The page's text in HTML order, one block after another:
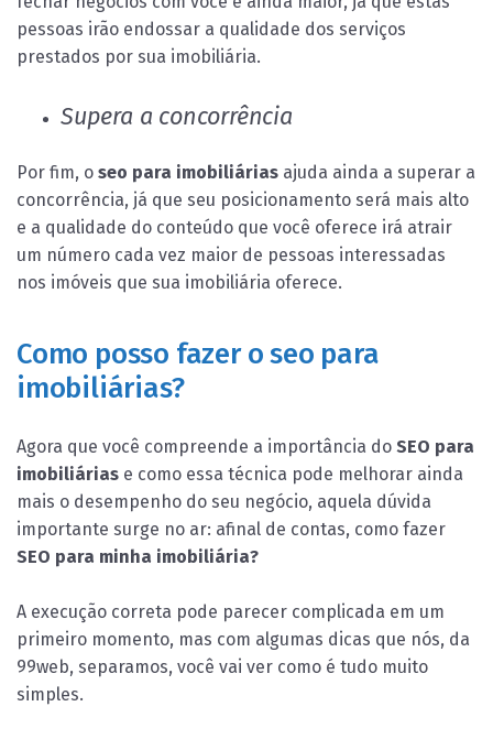
pessoas irão endossar a qualidade dos serviços
prestados por sua imobiliária.
Supera a concorrência
Por fim, o seo para imobiliárias ajuda ainda a superar a
concorrência, já que seu posicionamento será mais alto
e a qualidade do conteúdo que você oferece irá atrair
um número cada vez maior de pessoas interessadas
nos imóveis que sua imobiliária oferece.
Como posso fazer o seo para
imobiliárias?
Agora que você compreende a importância do SEO para
imobiliárias e como essa técnica pode melhorar ainda
mais o desempenho do seu negócio, aquela dúvida
importante surge no ar: afinal de contas, como fazer
SEO para minha imobiliária?
A execução correta pode parecer complicada em um
primeiro momento, mas com algumas dicas que nós, da
99web, separamos, você vai ver como é tudo muito
simples.